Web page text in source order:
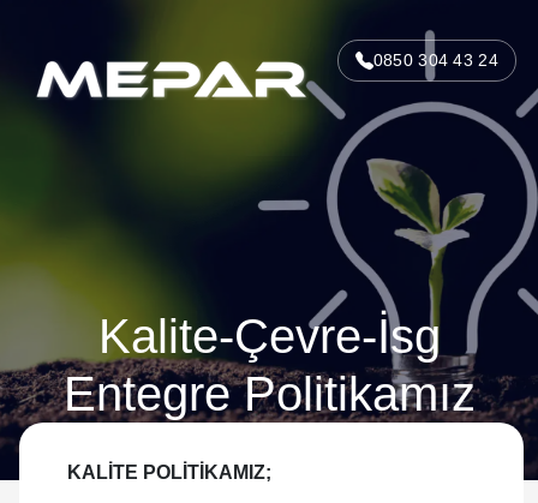
0850 304 43 24
Kalite-Çevre-İsg
Entegre Politikamız
KALİTE POLİTİKAMIZ;